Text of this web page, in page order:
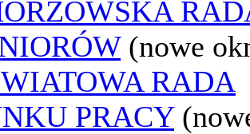
(nowe
RADA
PRACY